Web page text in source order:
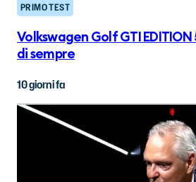
PRIMO TEST
Volkswagen Golf GTI
di sempre
10 giorni fa